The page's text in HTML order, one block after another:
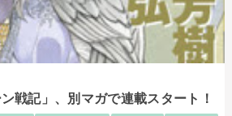
戦記」、別マガで連載スタート！